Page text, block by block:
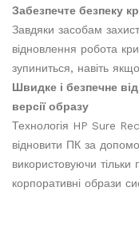
Забезпечте безпеку
Завдяки засобам
відновлення робота
зупиниться, навіть
Швидке і безпечне
версії образу
Технологія HP Sure
відновити ПК за
використовуючи
корпоративні образи